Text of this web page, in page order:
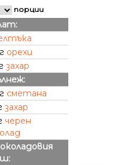
порции
орехи
захар
сметана
захар
черен